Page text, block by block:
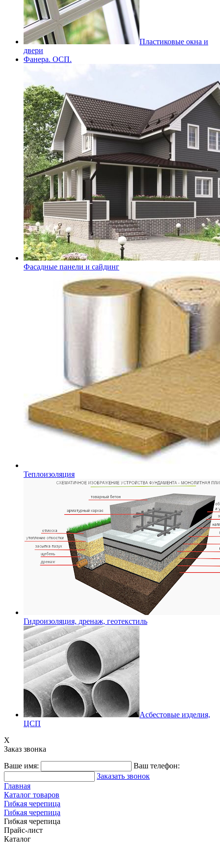
Пластиковые окна и
двери
Фанера. ОСП.
Фасадные панели и сайдинг
Теплоизоляция
Гидроизоляция, дренаж, геотекстиль
Асбестовые изделия,
ЦСП
X
Заказ звонка
Ваше имя:
Ваш телефон:
Заказать звонок
Главная
Каталог товаров
Гибкая черепица
Гибкая черепица
Гибкая черепица
Прайс-лист
Каталог